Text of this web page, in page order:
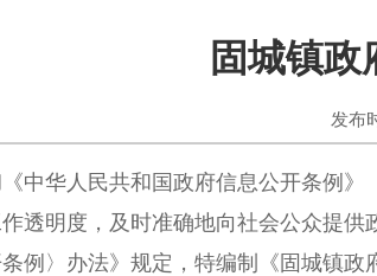
固城镇
发布
中华人民共和国政府信息公开条例》
透明度，及时准确地向社会公众提
例〉办法》规定，特编制《固城镇